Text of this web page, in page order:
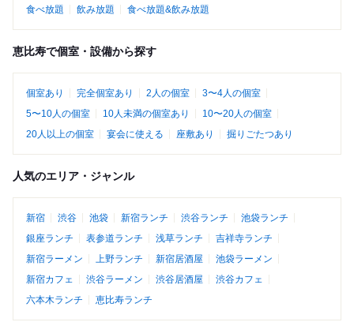
食べ放題
飲み放題 食べ放題&飲み放題
恵比寿で個室・設備から探す
個室あり 完全個室あり 2人の個室
3〜4人の個室
5〜10人の個室
10人未満の個室あり
10〜20人の個室
20人以上の個室
宴会に使える 座敷あり 掘りごたつあり
人気のエリア・ジャンル
新宿 渋谷 池袋 新宿ランチ 渋谷ランチ
池袋ランチ
銀座ランチ
表参道ランチ 浅草ランチ
吉祥寺ランチ
新宿ラーメン
上野ランチ 新宿居酒屋
池袋ラーメン
新宿カフェ
渋谷ラーメン 渋谷居酒屋
渋谷カフェ
六本木ランチ
恵比寿ランチ